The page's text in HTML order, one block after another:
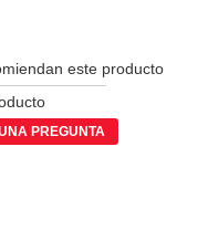
este producto
PREGUNTA